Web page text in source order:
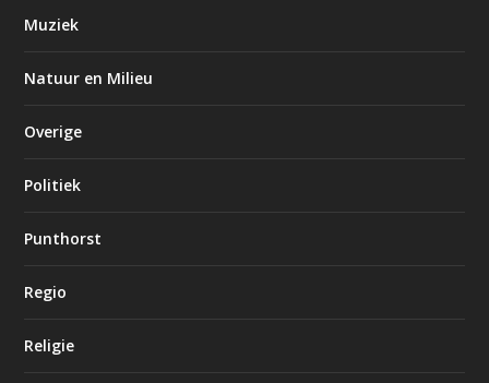
Muziek
Natuur en Milieu
Overige
Politiek
Punthorst
Regio
Religie